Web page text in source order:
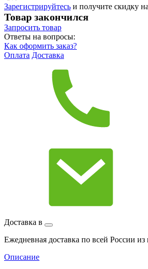
Зарегистрируйтесь и получите скидку
Товар закончился
Запросить товар
Ответы на вопросы:
Как оформить заказ?
Оплата Доставка
Доставка в
Ежедневная доставка по всей России из
Описание